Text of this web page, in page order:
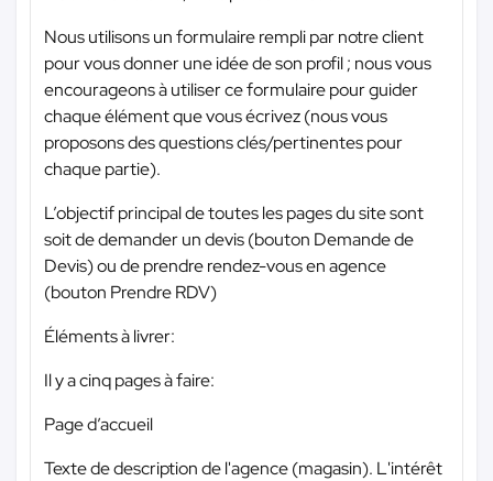
Nous utilisons un formulaire rempli par notre client
pour vous donner une idée de son profil ; nous vous
encourageons à utiliser ce formulaire pour guider
chaque élément que vous écrivez (nous vous
proposons des questions clés/pertinentes pour
chaque partie).
L’objectif principal de toutes les pages du site sont
soit de demander un devis (bouton Demande de
Devis) ou de prendre rendez-vous en agence
(bouton Prendre RDV)
Éléments à livrer:
Il y a cinq pages à faire:
Page d’accueil
Texte de description de l'agence (magasin). L'intérêt